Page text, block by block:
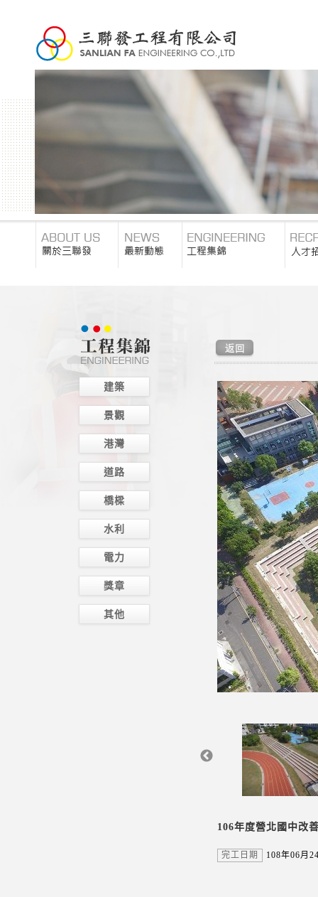
建築
景觀
港灣
道路
橋樑
水利
電力
獎章
其他
106年度營北國中改
完工日期 108年06月